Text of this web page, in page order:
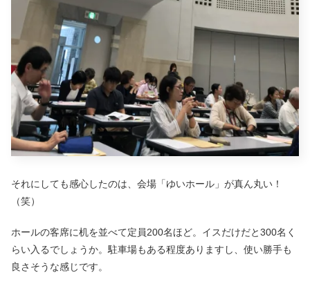
それにしても感心したのは、会場「ゆいホール」が真ん丸い！
（笑）
ホールの客席に机を並べて定員200名ほど。イスだけだと300名く
らい入るでしょうか。駐車場もある程度ありますし、使い勝手も
良さそうな感じです。